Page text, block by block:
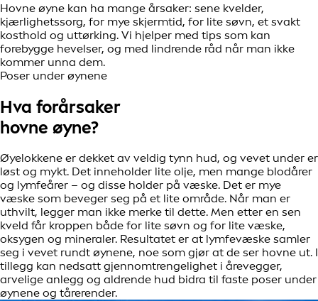
Hovne øyne kan ha mange årsaker: sene kvelder,
kjærlighetssorg, for mye skjermtid, for lite søvn, et svakt
kosthold og uttørking. Vi hjelper med tips som kan
forebygge hevelser, og med lindrende råd når man ikke
kommer unna dem.
Poser under øynene
Hva forårsaker
hovne øyne?
Øyelokkene er dekket av veldig tynn hud, og vevet under er
løst og mykt. Det inneholder lite olje, men mange blodårer
og lymfeårer – og disse holder på væske. Det er mye
væske som beveger seg på et lite område. Når man er
uthvilt, legger man ikke merke til dette. Men etter en sen
kveld får kroppen både for lite søvn og for lite væske,
oksygen og mineraler. Resultatet er at lymfevæske samler
seg i vevet rundt øynene, noe som gjør at de ser hovne ut. I
tillegg kan nedsatt gjennomtrengelighet i årevegger,
arvelige anlegg og aldrende hud bidra til faste poser under
øynene og tårerender.